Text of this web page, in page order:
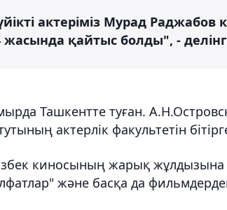
актеріміз Мурад Раджабов
жасында қайтыс болды", -
Ташкентте туған.
актерлік факультетін
киносының жарық жұлдызына
және басқа да